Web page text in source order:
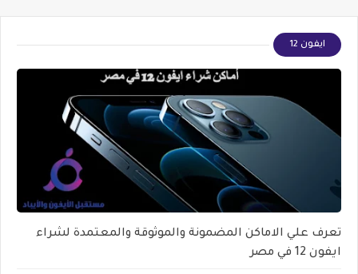
ايفون 12
تعرف علي الاماكن المضمونة والموثوقة والمعتمدة لشراء
ايفون 12 في مصر